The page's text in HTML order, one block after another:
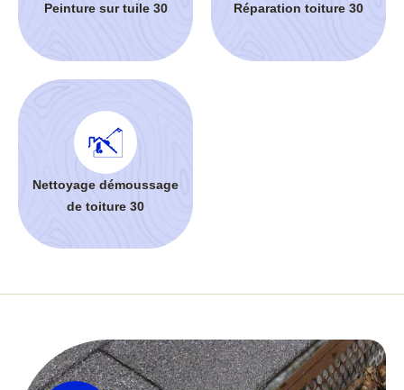
Peinture sur tuile 30 Réparation toiture 30
Nettoyage démoussage
de toiture 30